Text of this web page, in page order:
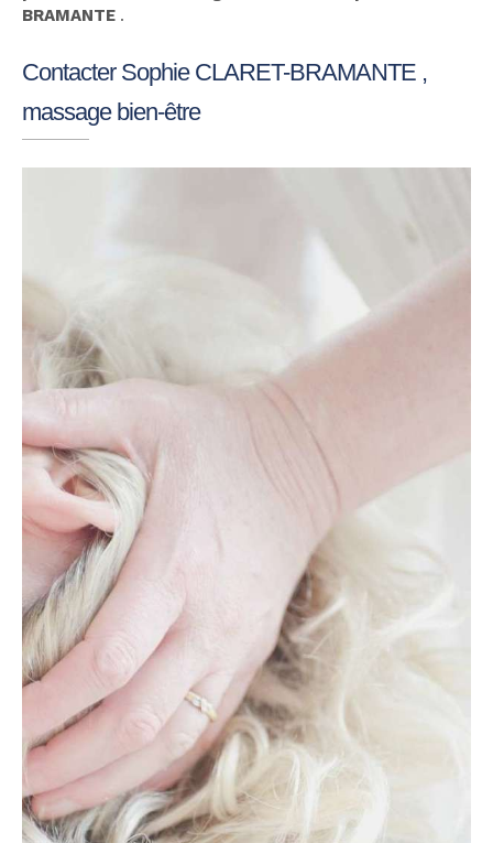
BRAMANTE .
Contacter Sophie CLARET-BRAMANTE ,
massage bien-être